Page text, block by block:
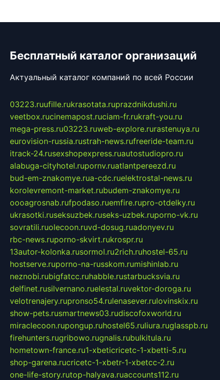
Бесплатный каталог организаций
Актуальный каталог компаний по всей России
03223.ruufille.rukrasotata.ruprazdnikdushi.ru
veetbox.rucinemapost.ruciam-fr.rukraft-you.ru
mega-press.ru03223.ruweb-explore.rurastenuya.ru
eurovision-russia.rustrah-news.rufreeride-team.ru
itrack-24.rusexshopexpress.ruautostudiopro.ru
alabuga-cityhotel.rupornv.ruatlantpereezd.ru
bud-em-znakomye.rua-cdc.ruelektrostal-news.ru
korolevremont-market.rubudem-znakomye.ru
oooagrosnab.rufpodaso.ruemfire.rupro-otdelky.ru
ukrasotki.ruseksuzbek.ruseks-uzbek.ruporno-vk.ru
sovratili.ruolecoon.ruvd-dosug.ruadonyev.ru
rbc-news.ruporno-skvirt.rukrospr.ru
13autor-kolonka.rusormol.ru2rich.ruhostel-65.ru
hostserve.ruporno-na-russkom.rumishinlab.ru
neznobi.rubigfatcc.ruhabble.rustarbucksvia.ru
delfinet.rusilvernano.ruelestal.ruvektor-doroga.ru
velotrenajery.rupronso54.rulenasever.rulovinskix.ru
show-pets.rusmartnews03.rudiscofoxworld.ru
miraclecoon.rupongup.ruhostel65.ruliura.ruglasspb.ru
firehunters.rugribowo.rugnalis.rubulkitula.ru
hometown-france.ru1-xbeticricetc-1-xbetti-5.ru
shop-garena.rucricetc-1-xbetr-1-xbetcc-2.ru
one-life-story.rutop-halyava.ruaccounts112.ru